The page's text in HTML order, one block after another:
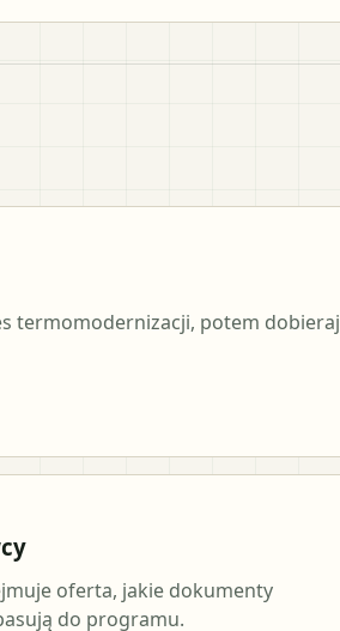
termomodernizacji, potem dobieraj
oferta, jakie dokumenty
do programu.